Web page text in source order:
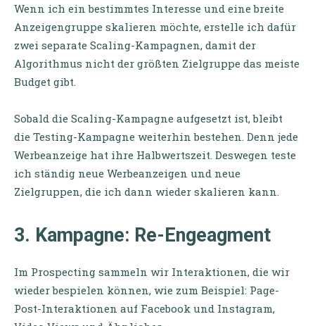
Wenn ich ein bestimmtes Interesse und eine breite
Anzeigengruppe skalieren möchte, erstelle ich dafür
zwei separate Scaling-Kampagnen, damit der
Algorithmus nicht der größten Zielgruppe das meiste
Budget gibt.
Sobald die Scaling-Kampagne aufgesetzt ist, bleibt
die Testing-Kampagne weiterhin bestehen. Denn jede
Werbeanzeige hat ihre Halbwertszeit. Deswegen teste
ich ständig neue Werbeanzeigen und neue
Zielgruppen, die ich dann wieder skalieren kann.
3. Kampagne: Re-Engeagment
Im Prospecting sammeln wir Interaktionen, die wir
wieder bespielen können, wie zum Beispiel: Page-
Post-Interaktionen auf Facebook und Instagram,